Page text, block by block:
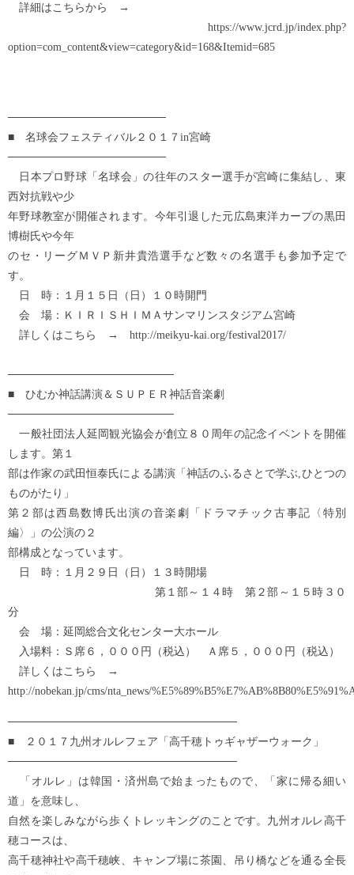
詳細はこちらから →
https://www.jcrd.jp/index.php?
option=com_content&view=category&id=168&Itemid=685
────────────────────
■ 名球会フェスティバル２０１７in宮崎
────────────────────
日本プロ野球「名球会」の往年のスター選手が宮崎に集結し、東
西対抗戦や少
年野球教室が開催されます。今年引退した元広島東洋カープの黒田
博樹氏や今年
のセ・リーグＭＶＰ新井貴浩選手など数々の名選手も参加予定で
す。
日 時：１月１５日（日）１０時開門
会 場：ＫＩＲＩＳＨＩＭＡサンマリンスタジアム宮崎
詳しくはこちら → http://meikyu-kai.org/festival2017/
─────────────────────
■ ひむか神話講演＆ＳＵＰＥＲ神話音楽劇
─────────────────────
一般社団法人延岡観光協会が創立８０周年の記念イベントを開催
します。第１
部は作家の武田恒泰氏による講演「神話のふるさとで学ぶ,ひとつの
ものがたり」
第２部は西島数博氏出演の音楽劇「ドラマチック古事記〈特別
編〉」の公演の２
部構成となっています。
日 時：１月２９日（日）１３時開場
第１部～１４時 第２部～１５時３０
分
会 場：延岡総合文化センター大ホール
入場料：Ｓ席６，０００円（税込） Ａ席５，０００円（税込）
詳しくはこちら →
http://nobekan.jp/cms/nta_news/
─────────────────────────────
■ ２０１７九州オルレフェア「高千穂トゥギャザーウォーク」
─────────────────────────────
「オルレ」は韓国・済州島で始まったもので、「家に帰る細い
道」を意味し、
自然を楽しみながら歩くトレッキングのことです。九州オルレ高千
穂コースは、
高千穂神社や高千穂峡、キャンプ場に茶園、吊り橋などを通る全長